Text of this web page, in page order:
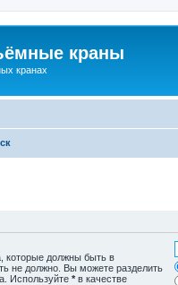
краны
кранах
которые должны быть в
не должно. Вы можете разделить
Используйте * в качестве